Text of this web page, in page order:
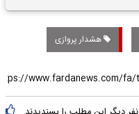
تاریخی واریز خواهد شد؟
هشدار پروازی